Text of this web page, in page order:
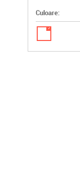
Culoare:
✓